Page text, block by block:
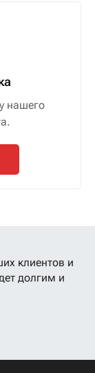
нашего
клиентов и
долгим и